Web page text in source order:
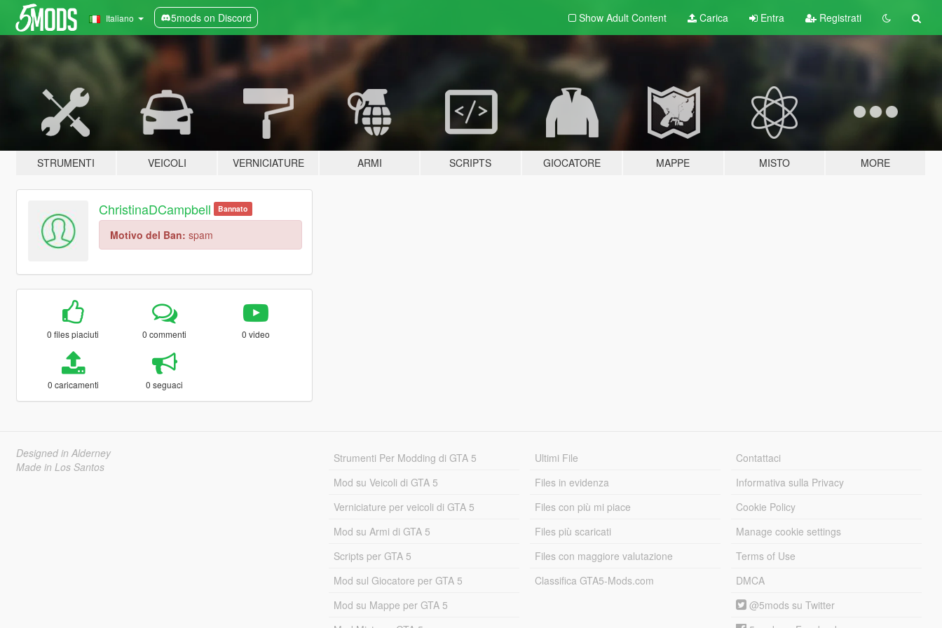
Italiano 5mods on Discord Show Adult Content Carica Entra Registrati
STRUMENTI VEICOLI VERNICIATURE ARMI SCRIPTS GIOCATORE MAPPE MISTO MORE
ChristinaDCampbell Bannato
Motivo del Ban: spam
0 files piaciuti 0 commenti 0 video
0 caricamenti 0 seguaci
Designed in Alderney
Made in Los Santos
Strumenti Per Modding di GTA 5
Mod su Veicoli di GTA 5
Verniciature per veicoli di GTA 5
Mod su Armi di GTA 5
Scripts per GTA 5
Mod sul Giocatore per GTA 5
Mod su Mappe per GTA 5
Ultimi File
Files in evidenza
Files con più mi piace
Files più scaricati
Files con maggiore valutazione
Classifica GTA5-Mods.com
Contattaci
Informativa sulla Privacy
Cookie Policy
Manage cookie settings
Terms of Use
DMCA
@5mods su Twitter